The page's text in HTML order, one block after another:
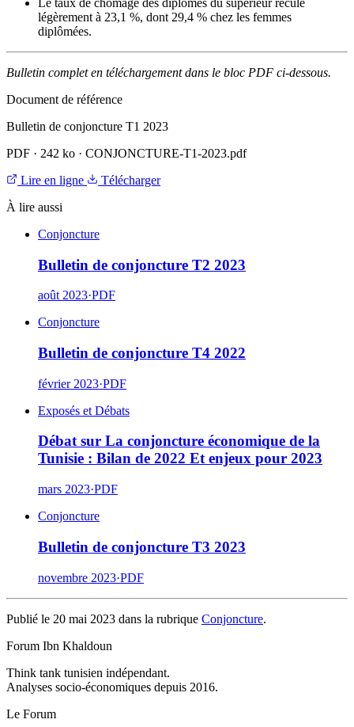
légèrement à 23,1 %, dont 29,4 % chez les femmes
diplômées.
Bulletin complet en téléchargement dans le bloc PDF ci-dessous.
Document de référence
Bulletin de conjoncture T1 2023
PDF · 242 ko · CONJONCTURE-T1-2023.pdf
Lire en ligne
Télécharger
À lire aussi
Conjoncture
Bulletin de conjoncture T2 2023
août 2023·PDF
Conjoncture
Bulletin de conjoncture T4 2022
février 2023·PDF
Exposés et Débats
Débat sur La conjoncture économique de la
Tunisie : Bilan de 2022 Et enjeux pour 2023
mars 2023·PDF
Conjoncture
Bulletin de conjoncture T3 2023
novembre 2023·PDF
Publié le 20 mai 2023 dans la rubrique Conjoncture.
Forum Ibn Khaldoun
Think tank tunisien indépendant.
Analyses socio-économiques depuis 2016.
Le Forum